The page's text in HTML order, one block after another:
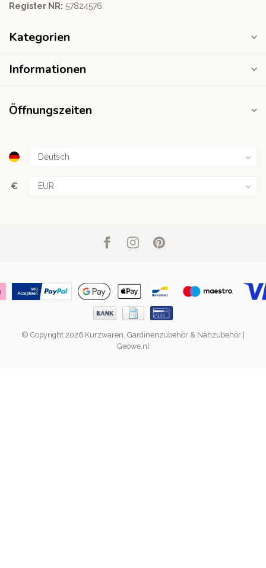
Register NR: ‭57824576‬
Kategorien
Informationen
Öffnungszeiten
€
© Copyright 2026 Kurzwaren, Gardinenzubehör & Nähzubehör |
Geowe.nl